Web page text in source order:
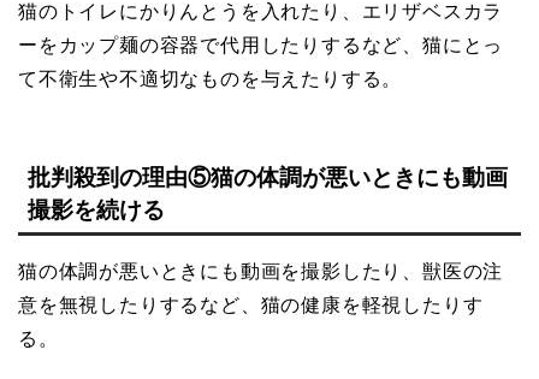
猫のトイレにかりんとうを入れたり、エリザベスカラ
ーをカップ麺の容器で代用したりするなど、猫にとっ
て不衛生や不適切なものを与えたりする。
批判殺到の理由⑤猫の体調が悪いときにも動画
撮影を続ける
猫の体調が悪いときにも動画を撮影したり、獣医の注
意を無視したりするなど、猫の健康を軽視したりす
る。